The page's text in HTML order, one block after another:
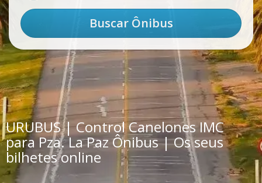
URUBUS | Control Canelones IMC
para Pza. La Paz Ônibus | Os seus
bilhetes online